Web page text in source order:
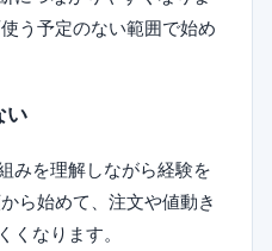
う予定のない範囲で始め
い
みを理解しながら経験を
ら始めて、注文や値動き
くなります。